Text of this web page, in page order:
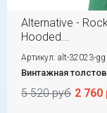
Alternative -
Hooded...
Артикул: alt-32023-gg
Винтажная
5 520 руб 2 760